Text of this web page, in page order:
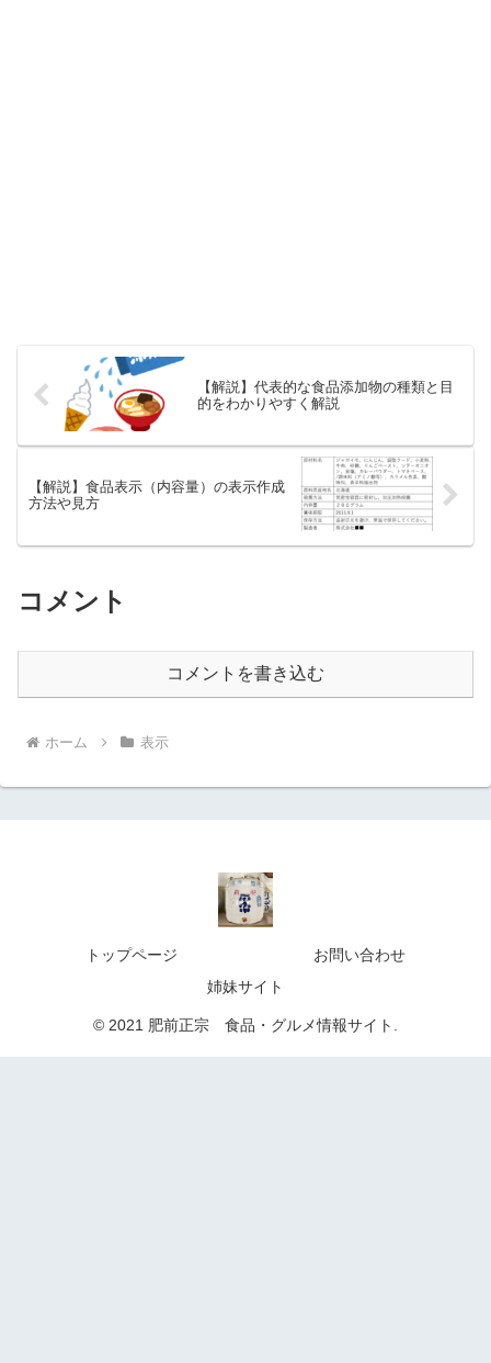
【解説】代表的な食品添加物の種類と目
的をわかりやすく解説
【解説】食品表示（内容量）の表示作成
方法や見方
コメント
コメントを書き込む
ホーム 表示
トップページ
お問い合わせ
姉妹サイト
© 2021 肥前正宗 食品・グルメ情報サイト.